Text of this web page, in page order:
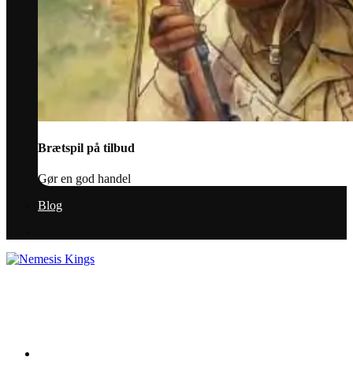
Brætspil på tilbud
Gør en god handel
Blog